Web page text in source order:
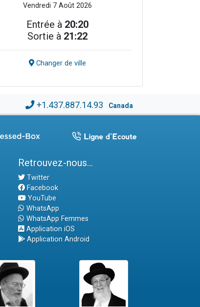
Vendredi 7 Août 2026
Entrée à 20:20
Sortie à 21:22
Changer de ville
+1.437.887.14.93 Canada
Retrouvez-nous...
Twitter
Facebook
YouTube
WhatsApp
WhatsApp Femmes
Application iOS
Application Android